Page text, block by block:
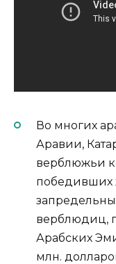
Во многих
Аравии,
верблюжьи
победивших
верблюдиц,
Арабских
млн.